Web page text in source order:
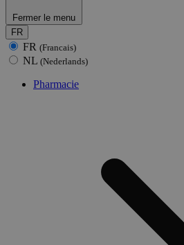
Fermer le menu
FR
FR (Francais)
NL (Nederlands)
Pharmacie